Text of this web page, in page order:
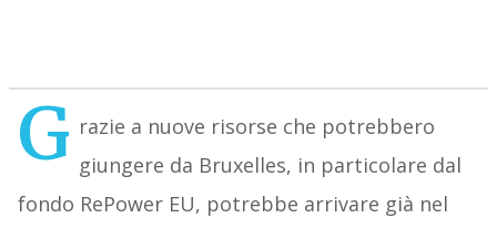
G razie a nuove risorse che potrebbero
giungere da Bruxelles, in particolare dal
fondo RePower EU, potrebbe arrivare già nel